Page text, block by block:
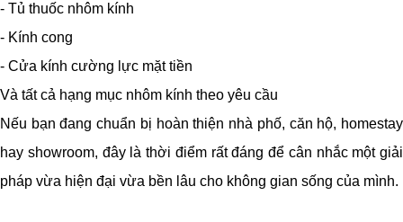
- Tủ thuốc nhôm kính
- Kính cong
- Cửa kính cường lực mặt tiền
Và tất cả hạng mục nhôm kính theo yêu cầu
Nếu bạn đang chuẩn bị hoàn thiện nhà phố, căn hộ, homestay
hay showroom, đây là thời điểm rất đáng để cân nhắc một giải
pháp vừa hiện đại vừa bền lâu cho không gian sống của mình.